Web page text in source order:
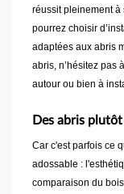
réussit pleinement à
pourrez choisir
adaptées aux abris
abris, n’hésitez pas
autour ou bien à
Des abris
Car c'est parfois ce
adossable :
comparaison du